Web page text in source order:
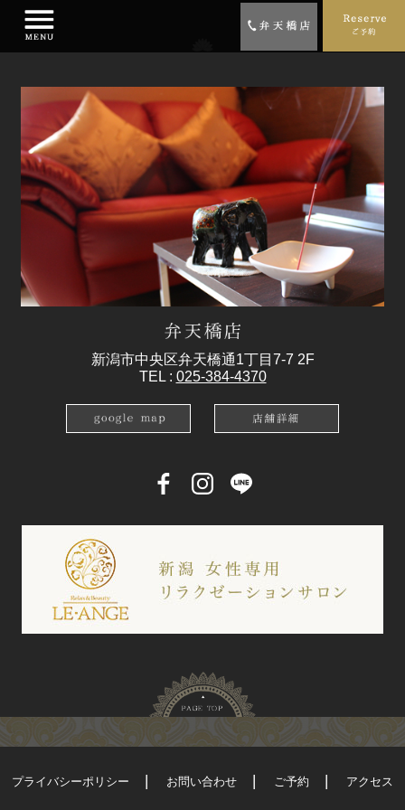
新潟市中央区弁天橋通1丁目7-7 2F
TEL : 025-384-4370
プライバシーポリシー お問い合わせ ご予約 アクセス